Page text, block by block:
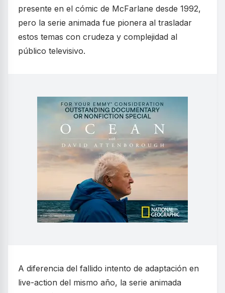
presente en el cómic de McFarlane desde 1992,
pero la serie animada fue pionera al trasladar
estos temas con crudeza y complejidad al
público televisivo.
A diferencia del fallido intento de adaptación en
live-action del mismo año, la serie animada